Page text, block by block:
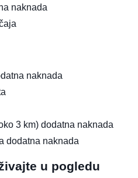
naknada
naknada
3 km) dodatna naknada
dodatna naknada
u pogledu